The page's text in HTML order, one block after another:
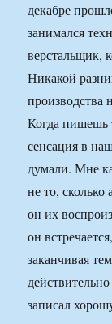
декабре
занимался
верстальщик,
Никакой
производства
Когда пишешь
сенсация в
думали. Мне
не то, сколько
он их
он
заканчивая
записал